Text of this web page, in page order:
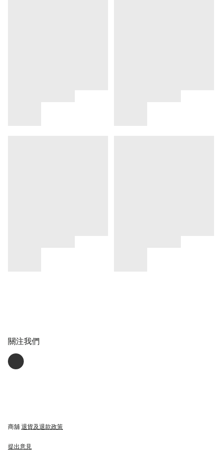
關注我們
商舖 退貨及退款政策
提出意見